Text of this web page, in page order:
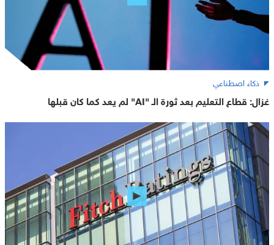
ذكاء اصطناعي
غزال: قطاع التعليم بعد ثورة الـ "AI" لم يعد كما كان قبلها